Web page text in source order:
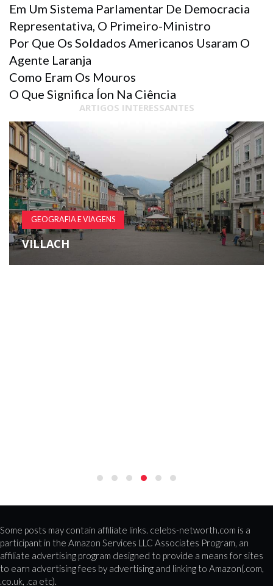
Em Um Sistema Parlamentar De Democracia
Representativa, O Primeiro-Ministro
Por Que Os Soldados Americanos Usaram O
Agente Laranja
Como Eram Os Mouros
O Que Significa Íon Na Ciência
ARTIGOS INTERESSANTES
GEOGRAFIA E VIAGENS
VILLACH
Some posts may contain affiliate links. celebs-networth.com is a
participant in the Amazon Services LLC Associates Program, an
affiliate advertising program designed to provide a means for sites
to earn advertising fees by advertising and linking to Amazon(.com,
.co.uk, .ca etc).